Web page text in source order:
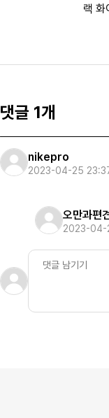
랙 화
댓글 1개
nikepro
2023-04-25
오만과편
2023-04-